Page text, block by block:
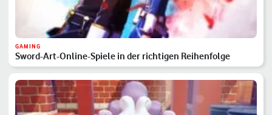
GAMING
Sword-Art-Online-Spiele in der richtigen Reihenfolge